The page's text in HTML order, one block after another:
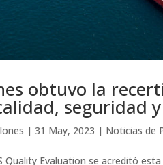
obtuvo la
seguridad
|31 May, 2023 | Noticias de
Quality Evaluation se acreditó